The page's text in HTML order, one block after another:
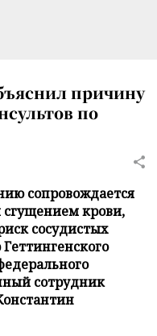
причину
по
сопровождается
сгущением крови,
сосудистых
сотрудник